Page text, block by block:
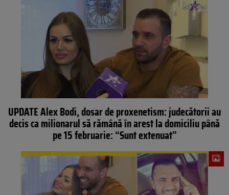
UPDATE Alex Bodi, dosar de proxenetism: judecătorii au
decis ca milionarul să rămână în arest la domiciliu până
pe 15 februarie: “Sunt extenuat”